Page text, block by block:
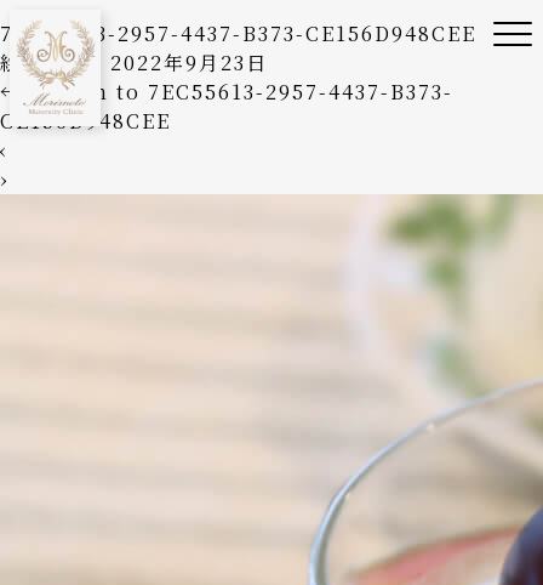
7EC55613-2957-4437-B373-CE156D948CEE
絵美森本
2022年9月23日
←
Return to 7EC55613-2957-4437-B373-
CE156D948CEE
‹
›